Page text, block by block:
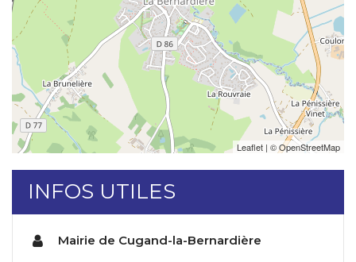
Leaflet | ©OpenStreetMap
INFOS UTILES
Mairie de Cugand-la-Bernardière